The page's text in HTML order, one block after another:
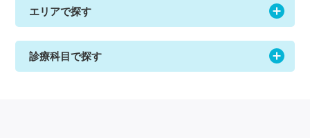
エリアで探す
診療科目で探す